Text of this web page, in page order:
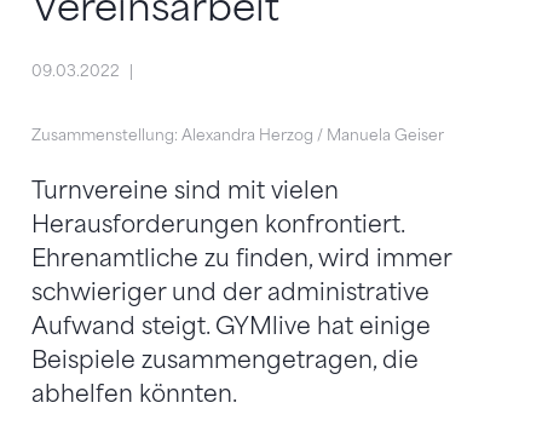
09.03.2022
Zusammenstellung: Alexandra Herzog / Manuela Geiser
Turnvereine sind mit vielen
Herausforderungen konfrontiert.
Ehrenamtliche zu finden, wird immer
schwieriger und der administrative
Aufwand steigt. GYMlive hat einige
Beispiele zusammengetragen, die
abhelfen könnten.